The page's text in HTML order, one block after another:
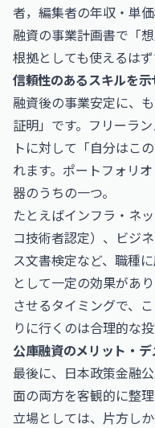
者，編集者の年収・単
融資の事業計画書で「
根拠としても使えるはず
信頼性のあるスキルを
融資後の事業安定に、
証明」です。フリーラ
トに対して「自分はこ
れます。ポートフォリ
器のうちの一つ。
たとえばインフラ・ネ
コ技術者認定） 、ビジ
ス文書検定など、職種
として一定の効果があ
させるタイミングで、
りに行くのは合理的な投
公庫融資のメリット・
最後に、日本政策金融
面の両方を客観的に整
立場としては、片方し